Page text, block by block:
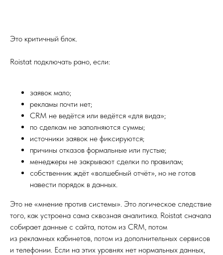
Это критичный блок.
Roistat подключать рано, если:
заявок мало;
рекламы почти нет;
CRM не ведётся или ведётся «для вида»;
по сделкам не заполняются суммы;
источники заявок не фиксируются;
причины отказов формальные или пустые;
менеджеры не закрывают сделки по правилам;
собственник ждёт «волшебный отчёт», но не готов
навести порядок в данных.
Это не «мнение против системы». Это логическое следствие
того, как устроена сама сквозная аналитика. Roistat сначала
собирает данные с сайта, потом из CRM, потом
из рекламных кабинетов, потом из дополнительных сервисов
и телефонии. Если на этих уровнях нет нормальных данных,